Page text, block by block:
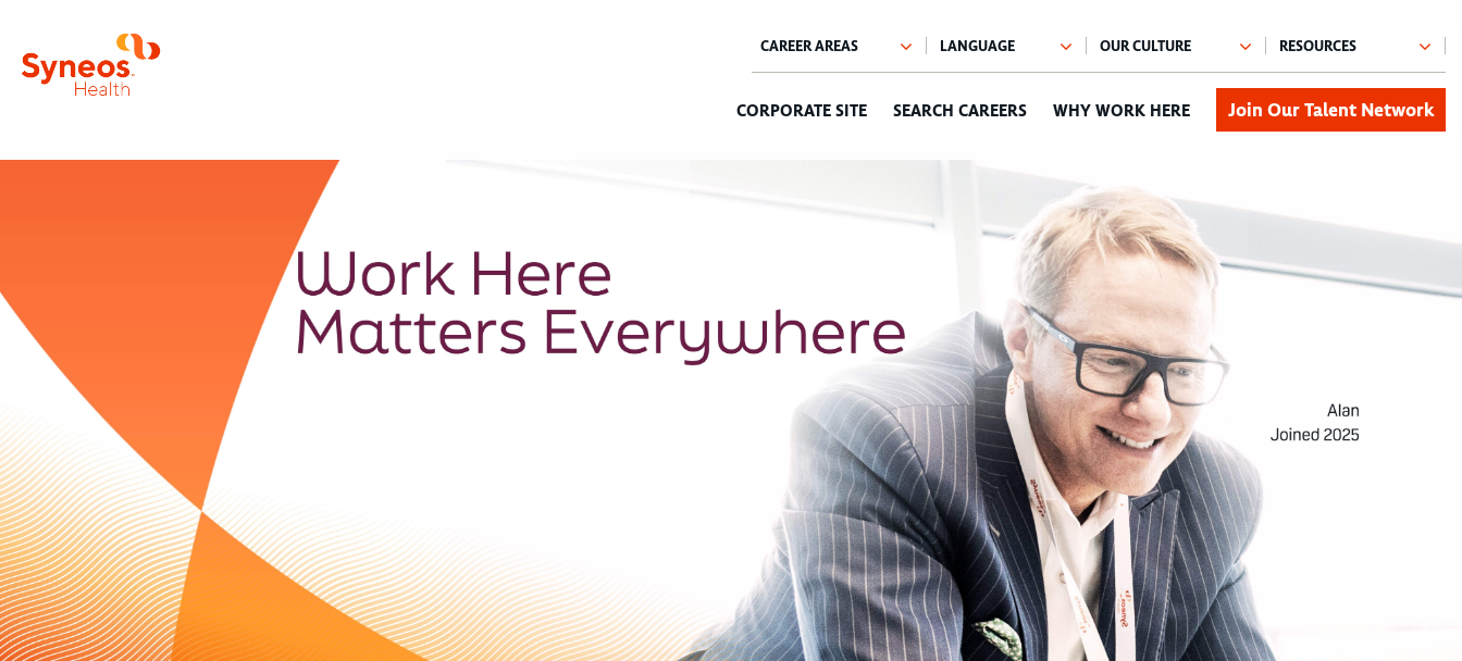
CORPORATE SITE SEARCH CAREERS WHY WORK HERE Join Our Talent Network